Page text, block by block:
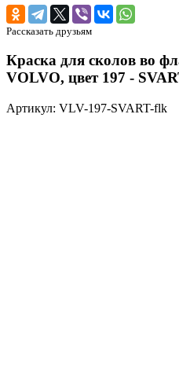
Рассказать друзьям
Краска для сколов во
VOLVO, цвет 197 -
Артикул: VLV-197-SVART-flk